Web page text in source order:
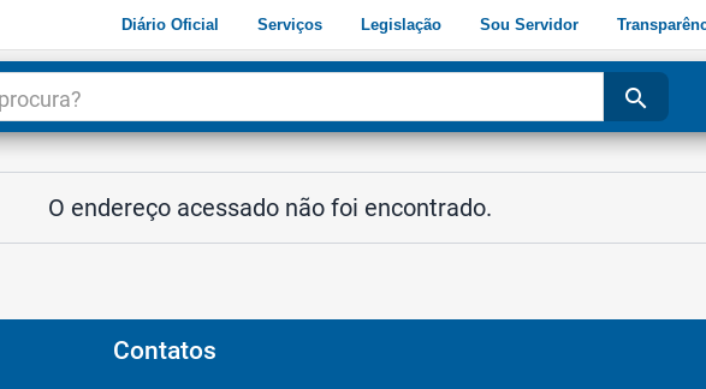
Diário Oficial Serviços Legislação Sou Servidor
search
O endereço acessado não foi encontrado.
Contatos